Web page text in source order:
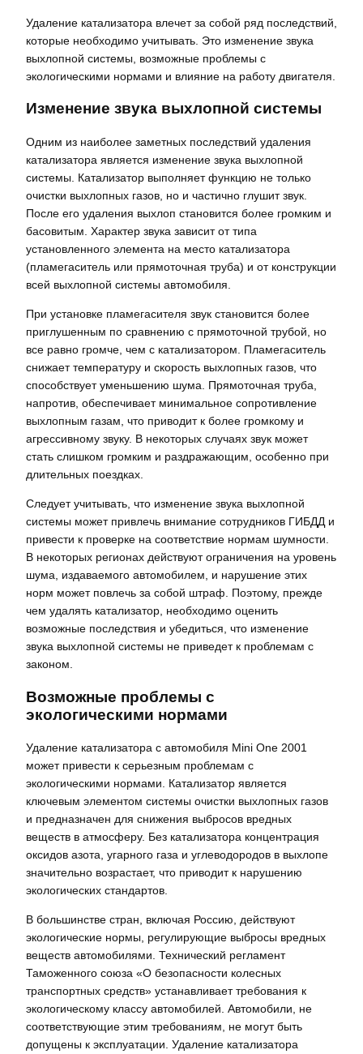
Удаление катализатора влечет за собой ряд последствий,
которые необходимо учитывать. Это изменение звука
выхлопной системы, возможные проблемы с
экологическими нормами и влияние на работу двигателя.
Изменение звука выхлопной системы
Одним из наиболее заметных последствий удаления
катализатора является изменение звука выхлопной
системы. Катализатор выполняет функцию не только
очистки выхлопных газов, но и частично глушит звук.
После его удаления выхлоп становится более громким и
басовитым. Характер звука зависит от типа
установленного элемента на место катализатора
(пламегаситель или прямоточная труба) и от конструкции
всей выхлопной системы автомобиля.
При установке пламегасителя звук становится более
приглушенным по сравнению с прямоточной трубой, но
все равно громче, чем с катализатором. Пламегаситель
снижает температуру и скорость выхлопных газов, что
способствует уменьшению шума. Прямоточная труба,
напротив, обеспечивает минимальное сопротивление
выхлопным газам, что приводит к более громкому и
агрессивному звуку. В некоторых случаях звук может
стать слишком громким и раздражающим, особенно при
длительных поездках.
Следует учитывать, что изменение звука выхлопной
системы может привлечь внимание сотрудников ГИБДД и
привести к проверке на соответствие нормам шумности.
В некоторых регионах действуют ограничения на уровень
шума, издаваемого автомобилем, и нарушение этих
норм может повлечь за собой штраф. Поэтому, прежде
чем удалять катализатор, необходимо оценить
возможные последствия и убедиться, что изменение
звука выхлопной системы не приведет к проблемам с
законом.
Возможные проблемы с
экологическими нормами
Удаление катализатора с автомобиля Mini One 2001
может привести к серьезным проблемам с
экологическими нормами. Катализатор является
ключевым элементом системы очистки выхлопных газов
и предназначен для снижения выбросов вредных
веществ в атмосферу. Без катализатора концентрация
оксидов азота, угарного газа и углеводородов в выхлопе
значительно возрастает, что приводит к нарушению
экологических стандартов.
В большинстве стран, включая Россию, действуют
экологические нормы, регулирующие выбросы вредных
веществ автомобилями. Технический регламент
Таможенного союза «О безопасности колесных
транспортных средств» устанавливает требования к
экологическому классу автомобилей. Автомобили, не
соответствующие этим требованиям, не могут быть
допущены к эксплуатации. Удаление катализатора